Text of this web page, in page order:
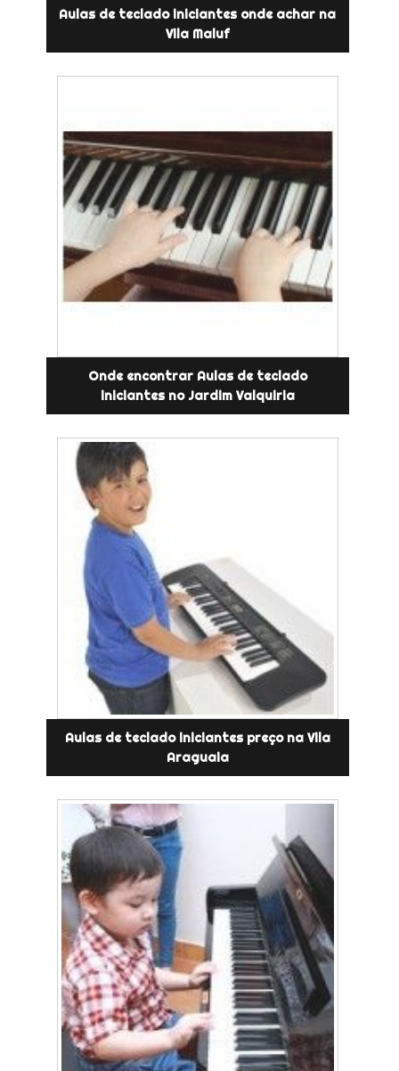
Aulas de teclado iniciantes onde achar na
Vila Maluf
Onde encontrar Aulas de teclado
iniciantes no Jardim Valquiria
Aulas de teclado iniciantes preço na Vila
Araguaia